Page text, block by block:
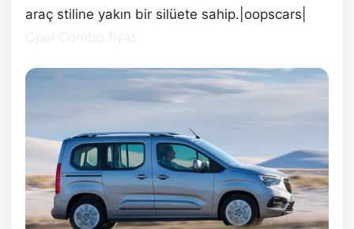
araç stiline yakın bir silüete sahip.|oopscars|